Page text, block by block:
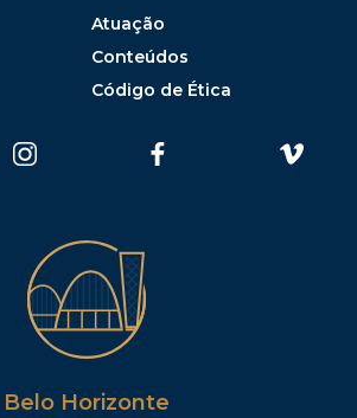
Atuação
Conteúdos
Código de Ética
Belo Horizonte